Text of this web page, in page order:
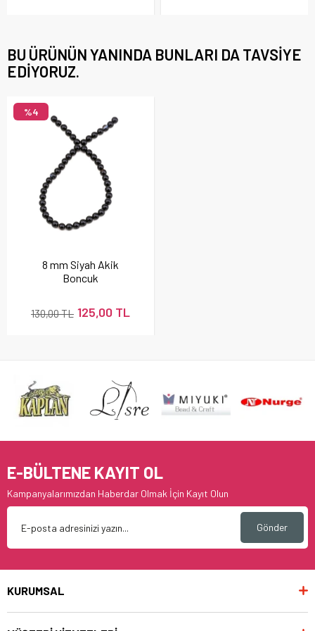
BU ÜRÜNÜN YANINDA BUNLARI DA TAVSIYE
EDIYORUZ.
8 mm Siyah Akik
Boncuk
125,00 TL
130,00 TL
%4
E-BÜLTENE KAYIT OL
Kampanyalarımızdan Haberdar Olmak İçin Kayıt Olun
Gönder
KURUMSAL